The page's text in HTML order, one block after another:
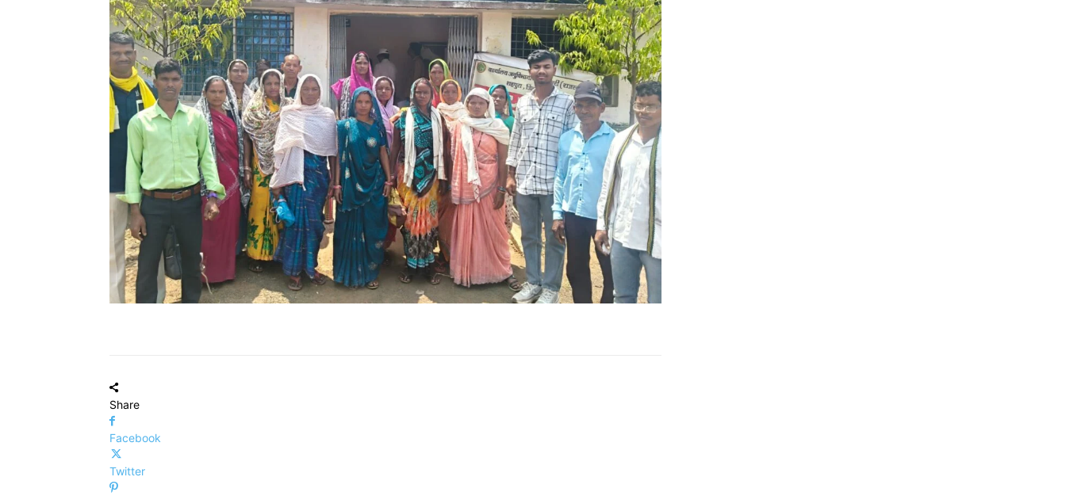
Share
Facebook
Twitter